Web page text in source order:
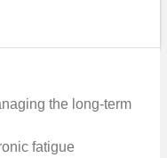
the long-term
fatigue